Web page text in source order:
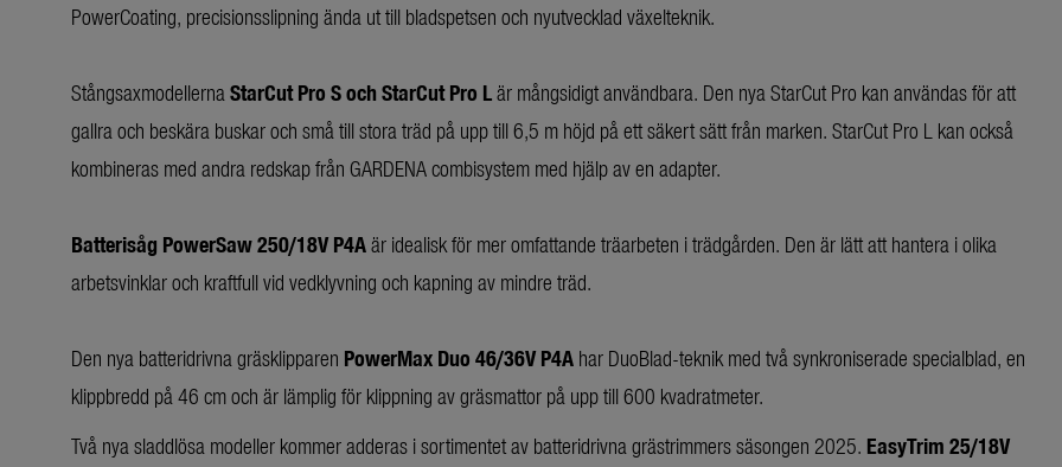
PowerCoating, precisionsslipning ända ut till bladspetsen och nyutvecklad växelteknik.
StångsaxmodellernaStarCut Pro S och StarCut Pro Lär mångsidigt användbara. Den nya StarCut Pro kan användas för att
gallra och beskära buskar och små till stora träd på upp till 6,5 m höjd på ett säkert sätt från marken. StarCut Pro L kan också
kombineras med andra redskap från GARDENA combisystem med hjälp av en adapter.
Batterisåg PowerSaw 250/18V P4Aär idealisk för mer omfattande träarbeten i trädgården. Den är lätt att hantera i olika
arbetsvinklar och kraftfull vid vedklyvning och kapning av mindre träd.
Den nya batteridrivna gräsklipparen PowerMax Duo 46/36V P4A har DuoBlad-teknik med två synkroniserade specialblad, en
klippbredd på 46 cm och är lämplig för klippning av gräsmattor på upp till 600 kvadratmeter.
Två nya sladdlösa modeller kommer adderas i sortimentet av batteridrivna grästrimmers säsongen 2025. EasyTrim 25/18V